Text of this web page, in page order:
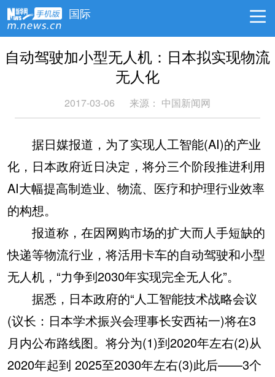
国际
自动驾驶加小型无人机：日本拟实现物流
无人化
2017-03-06 来源： 中国新闻网
据日媒报道，为了实现人工智能(AI)的产业
化，日本政府近日决定，将分三个阶段推进利用
AI大幅提高制造业、物流、医疗和护理行业效率
的构想。
报道称，在因网购市场的扩大而人手短缺的
快递等物流行业，将活用卡车的自动驾驶和小型
无人机，“力争到2030年实现完全无人化”。
据悉，日本政府的“人工智能技术战略会议
(议长：日本学术振兴会理事长安西祐一)将在3
月内公布路线图。将分为(1)到2020年左右(2)从
2020年起到 2025至2030年左右(3)此后——3个